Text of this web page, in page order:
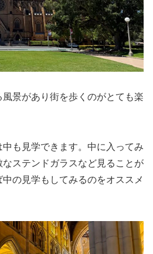
景があり街を歩くのがとても楽
も見学できます。中に入ってみ
ステンドガラスなど見ることが
の見学もしてみるのをオススメ